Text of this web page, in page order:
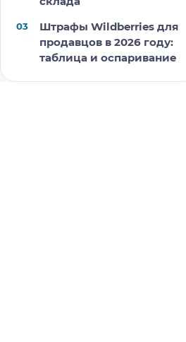
Штрафы Wildberries для
продавцов в 2026 году:
таблица и оспаривание